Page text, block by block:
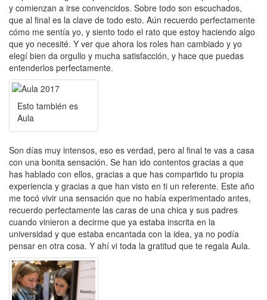
y comienzan a irse convencidos. Sobre todo son escuchados,
que al final es la clave de todo esto. Aún recuerdo perfectamente
cómo me sentía yo, y siento todo el rato que estoy haciendo algo
que yo necesité. Y ver que ahora los roles han cambiado y yo
elegí bien da orgullo y mucha satisfacción, y hace que puedas
entenderlos perfectamente.
Esto también es
Aula
Son días muy intensos, eso es verdad, pero al final te vas a casa
con una bonita sensación. Se han ido contentos gracias a que
has hablado con ellos, gracias a que has compartido tu propia
experiencia y gracias a que han visto en ti un referente. Este año
me tocó vivir una sensación que no había experimentado antes,
recuerdo perfectamente las caras de una chica y sus padres
cuando vinieron a decirme que ya estaba inscrita en la
universidad y que estaba encantada con la idea, ya no podía
pensar en otra cosa. Y ahí vi toda la gratitud que te regala Aula.